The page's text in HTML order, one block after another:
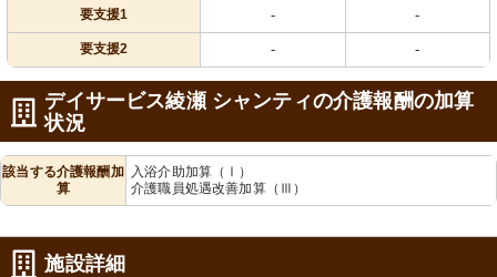
要支援1 - -
要支援2 - -
デイサービス綾瀬 シャンティの介護報酬の加算
状況
該当する介護報酬加
算
入浴介助加算（Ⅰ）
介護職員処遇改善加算（Ⅲ）
施設詳細